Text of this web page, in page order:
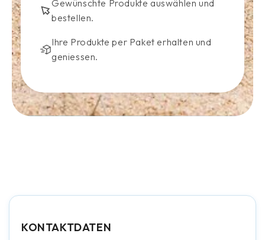
Gewünschte Produkte auswählen und
bestellen.
Ihre Produkte per Paket erhalten und
geniessen.
KONTAKTDATEN